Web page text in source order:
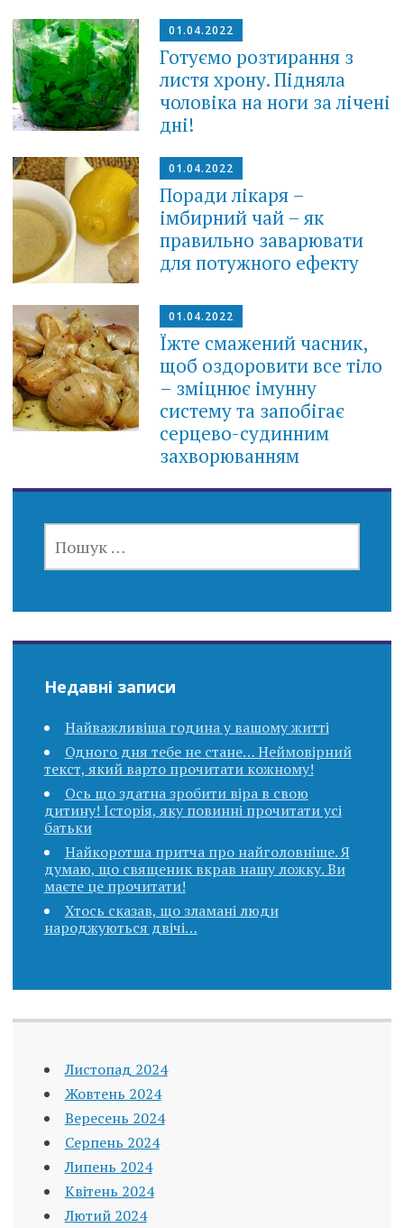
01.04.2022
Готуємо розтирання з
листя хрону. Підняла
чоловіка на ноги за лічені
дні!
01.04.2022
Поради лікаря –
імбирний чай – як
правильно заварювати
для потужного ефекту
01.04.2022
Їжте смажений часник,
щоб оздоровити все тіло
– зміцнює імунну
систему та запобігає
серцево-судинним
захворюванням
Недавні записи
Найважливіша година у вашому житті
Одного дня тебе не стане… Неймовірний
текст, який варто прочитати кожному!
Ось що здатна зробити віра в свою
дитину! Історія, яку повинні прочитати усі
батьки
Найкоротша притча про найголовніше. Я
думаю, що священик вкpав нашу ложку. Ви
маєте це прочитати!
Хтось сказав, що зламані люди
народжуються двічі…
Листопад 2024
Жовтень 2024
Вересень 2024
Серпень 2024
Липень 2024
Квітень 2024
Лютий 2024